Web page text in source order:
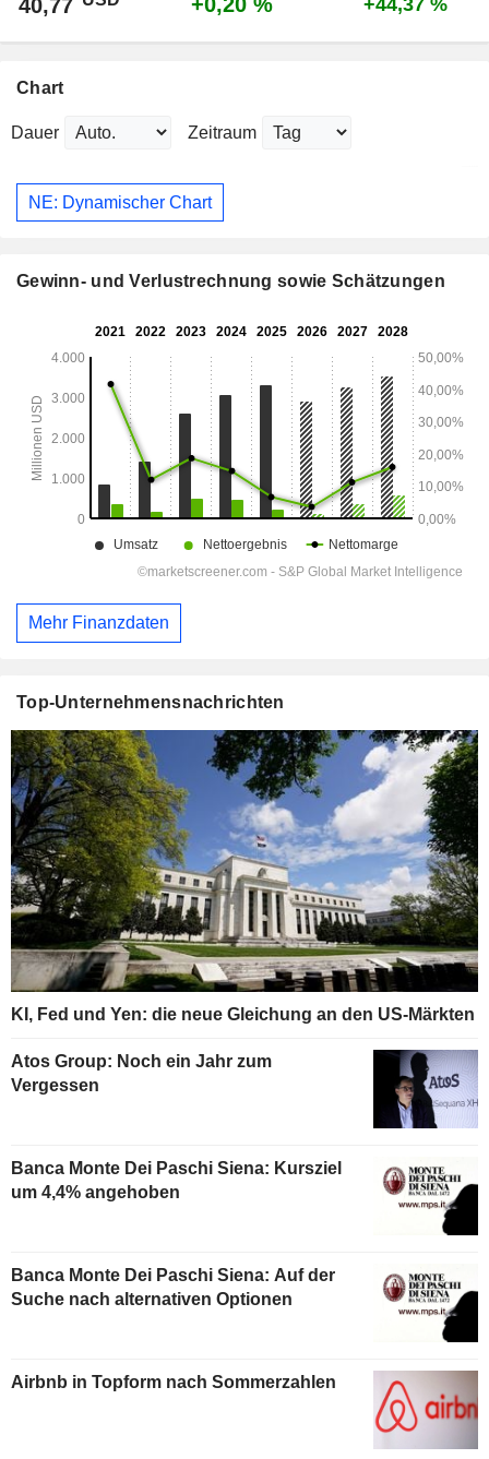
40,77 +44,37 %
Chart
Dauer Zeitraum
NE: Dynamischer Chart
Gewinn- und Verlustrechnung sowie Schätzungen
Mehr Finanzdaten
Top-Unternehmensnachrichten
KI, Fed und Yen: die neue Gleichung an den US-Märkten
Atos Group: Noch ein Jahr zum
Vergessen
Banca Monte Dei Paschi Siena: Kursziel
um 4,4% angehoben
Banca Monte Dei Paschi Siena: Auf der
Suche nach alternativen Optionen
Airbnb in Topform nach Sommerzahlen